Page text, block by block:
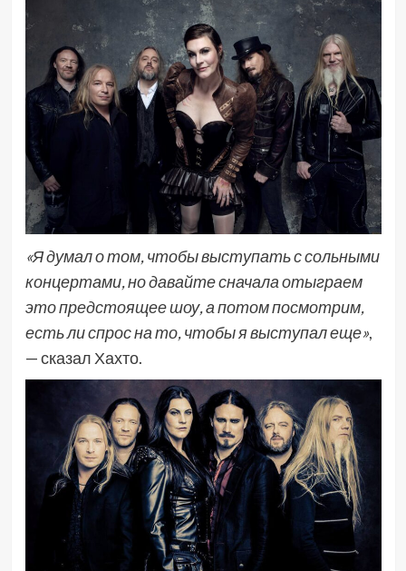
«Я думал о том, чтобы выступать с сольными
концертами, но давайте сначала отыграем
это предстоящее шоу, а потом посмотрим,
есть ли спрос на то, чтобы я выступал еще»,
— сказал Хахто.